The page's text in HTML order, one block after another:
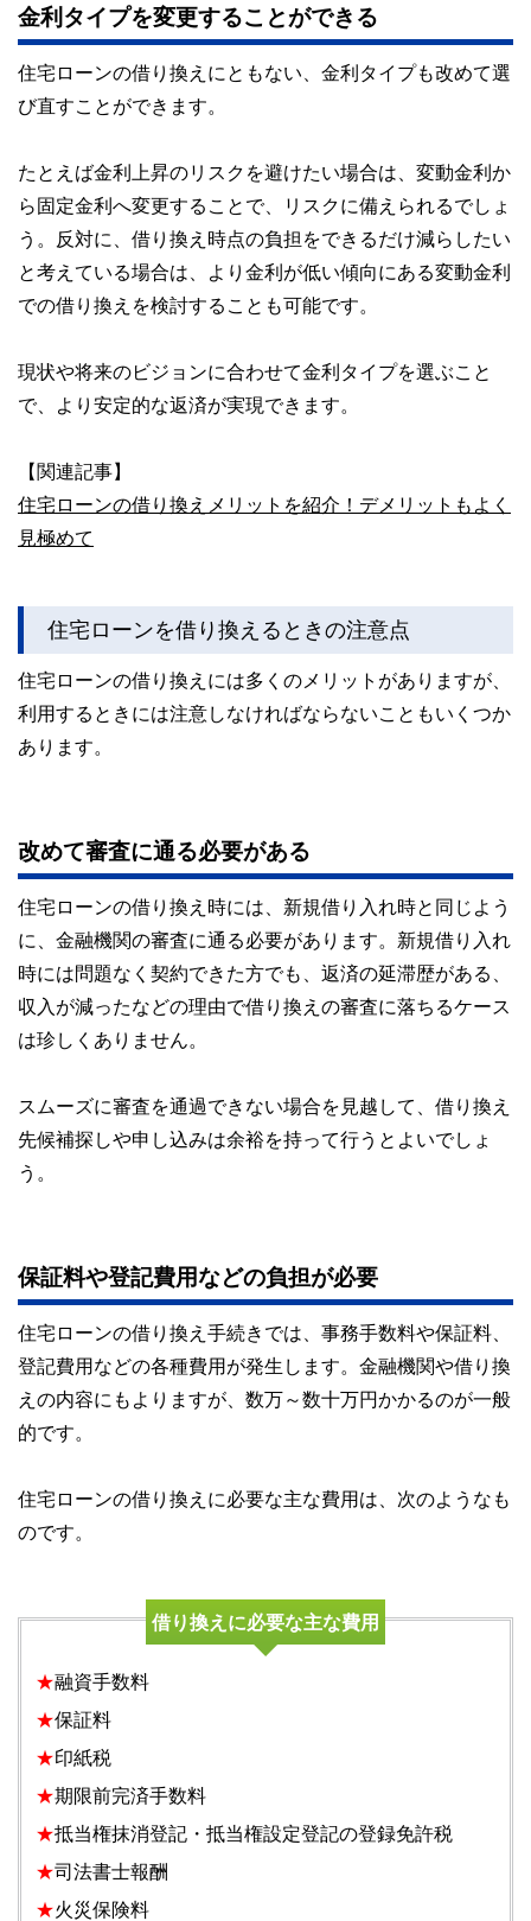
金利タイプを変更することができる
住宅ローンの借り換えにともない、金利タイプも改めて選
び直すことができます。
たとえば金利上昇のリスクを避けたい場合は、変動金利か
ら固定金利へ変更することで、リスクに備えられるでしょ
う。反対に、借り換え時点の負担をできるだけ減らしたい
と考えている場合は、より金利が低い傾向にある変動金利
での借り換えを検討することも可能です。
現状や将来のビジョンに合わせて金利タイプを選ぶこと
で、より安定的な返済が実現できます。
【関連記事】
住宅ローンの借り換えメリットを紹介！デメリットもよく
見極めて
住宅ローンを借り換えるときの注意点
住宅ローンの借り換えには多くのメリットがありますが、
利用するときには注意しなければならないこともいくつか
あります。
改めて審査に通る必要がある
住宅ローンの借り換え時には、新規借り入れ時と同じよう
に、金融機関の審査に通る必要があります。新規借り入れ
時には問題なく契約できた方でも、返済の延滞歴がある、
収入が減ったなどの理由で借り換えの審査に落ちるケース
は珍しくありません。
スムーズに審査を通過できない場合を見越して、借り換え
先候補探しや申し込みは余裕を持って行うとよいでしょ
う。
保証料や登記費用などの負担が必要
住宅ローンの借り換え手続きでは、事務手数料や保証料、
登記費用などの各種費用が発生します。金融機関や借り換
えの内容にもよりますが、数万～数十万円かかるのが一般
的です。
住宅ローンの借り換えに必要な主な費用は、次のようなも
のです。
借り換えに必要な主な費用
★融資手数料
★保証料
★印紙税
★期限前完済手数料
★抵当権抹消登記・抵当権設定登記の登録免許税
★司法書士報酬
★火災保険料